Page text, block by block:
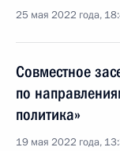
25 мая 2022 года,
Совместное
по
политика»
19 мая 2022 года,